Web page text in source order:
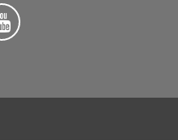
auf Instragram
Trier auf Facebook
Bistum Trier auf